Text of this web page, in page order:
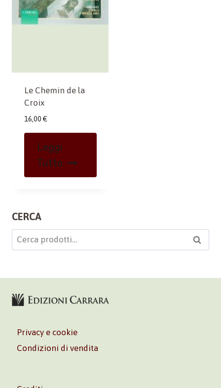
Le Chemin de la
Croix
16,00 €
Leggi
Tutto
CERCA
Cerca: Cerca
Privacy e cookie
Condizioni di vendita